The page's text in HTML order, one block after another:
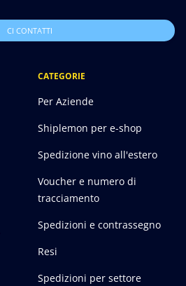
CI CONTATTI
CATEGORIE
Per Aziende
Shiplemon per e-shop
Spedizione vino all'estero
Voucher e numero di
tracciamento
Spedizioni e contrassegno
Resi
Spedizioni per settore